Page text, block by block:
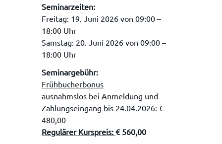
Seminarzeiten:
Freitag: 19. Juni 2026 von 09:00 –
18:00 Uhr
Samstag: 20. Juni 2026 von 09:00 –
18:00 Uhr
Seminargebühr:
Frühbucherbonus
ausnahmslos bei Anmeldung und
Zahlungseingang bis 24.04.2026: €
480,00
Regulärer Kurspreis:€ 560,00